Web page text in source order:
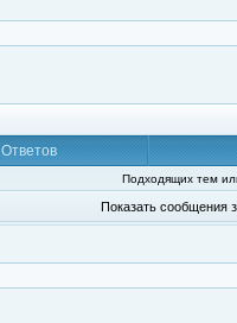
Ответов
Подходящих тем
Показать сообщения